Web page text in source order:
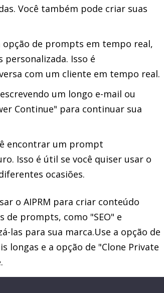
Você também pode criar suas
opção de prompts em tempo real,
Isso é
com um cliente em tempo real.
um longo e-mail ou
Continue" para continuar sua
encontrar um prompt
Isso é útil se você quiser usar o
ocasiões.
o AIPRM para criar conteúdo
de prompts, como "SEO" e
las para sua marca.Use a opção de
longas e a opção de "Clone Private